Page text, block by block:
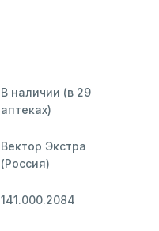
В наличии (в 29
аптеках)
Вектор Экстра
(Россия)
141.000.2084